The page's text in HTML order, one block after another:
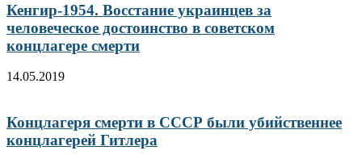
Кенгир-1954. Восстание украинцев за
человеческое достоинство в советском
концлагере смерти
14.05.2019
Концлагеря смерти в СССР были убийственнее
концлагерей Гитлера